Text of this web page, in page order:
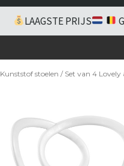
LAAGSTE PRIJS
Kunststof stoelen / Set van 4